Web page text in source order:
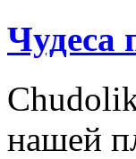
Чудеса
нашей